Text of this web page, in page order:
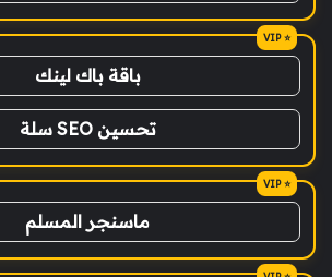
باقة باك لينك
تحسين SEO سلة
ماسنجر المسلم